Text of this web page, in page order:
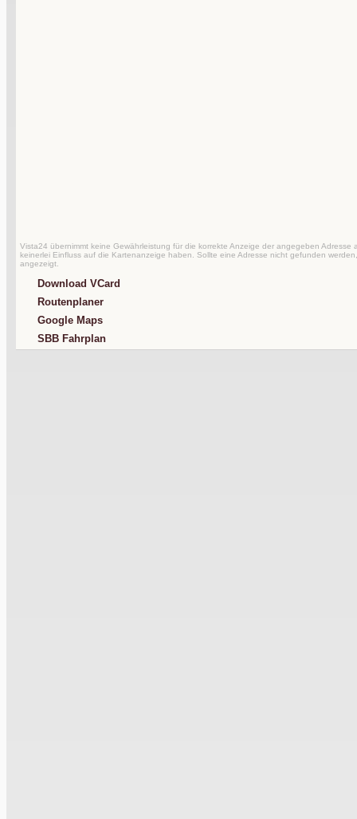
Vista24 übernimmt keine Gewährleistung für die korrekte Anzeige der angegeben Adresse
keinerlei Einfluss auf die Kartenanzeige haben. Sollte eine Adresse nicht gefunden
angezeigt.
Download VCard
Routenplaner
Google Maps
SBB Fahrplan